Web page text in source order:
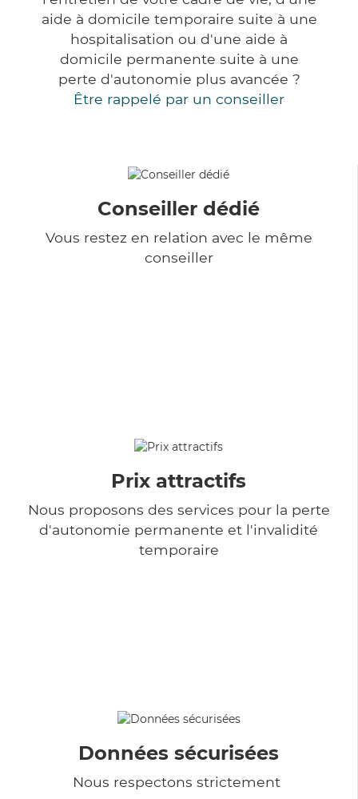
aide à domicile temporaire suite à une
hospitalisation ou d'une aide à
domicile permanente suite à une
perte d'autonomie plus avancée ?
Être rappelé par un conseiller
Conseiller dédié
Vous restez en relation avec le même
conseiller
Prix attractifs
Nous proposons des services pour la perte
d'autonomie permanente et l'invalidité
temporaire
Données sécurisées
Nous respectons strictement